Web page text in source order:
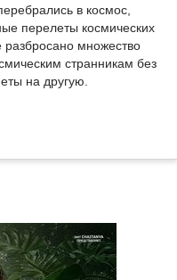
в космос,
перелеты космических
множество
странникам без
на другую.